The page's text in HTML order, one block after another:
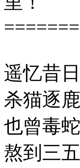
遥忆昔
杀猫逐
也曾毒
熬到三